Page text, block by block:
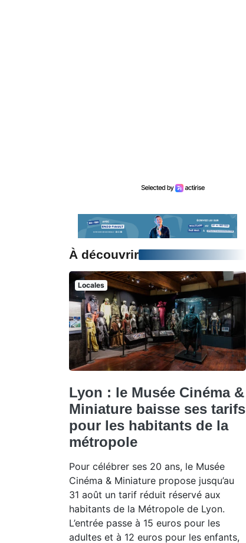
À découvrir
Locales
Lyon : le Musée Cinéma &
Miniature baisse ses tarifs
pour les habitants de la
métropole
Pour célébrer ses 20 ans, le Musée
Cinéma & Miniature propose jusqu’au
31 août un tarif réduit réservé aux
habitants de la Métropole de Lyon.
L’entrée passe à 15 euros pour les
adultes et à 12 euros pour les enfants,